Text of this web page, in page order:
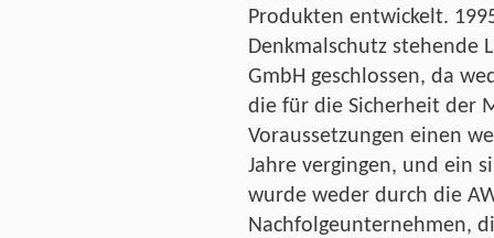
Produkten entwickelt.
Denkmalschutz stehende
GmbH geschlossen, da
die für die Sicherheit der
Voraussetzungen einen
Jahre vergingen, und ein
wurde weder durch die
Nachfolgeunternehmen,